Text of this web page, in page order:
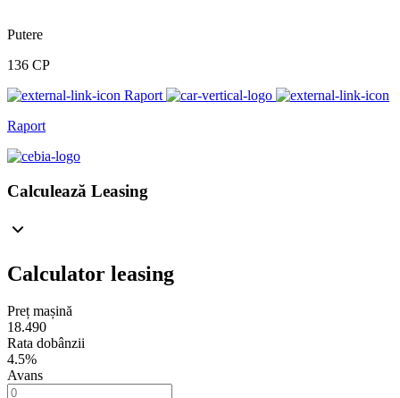
Putere
136 CP
Raport
Raport
Calculează Leasing
Calculator leasing
Preț mașină
18.490
Rata dobânzii
4.5%
Avans